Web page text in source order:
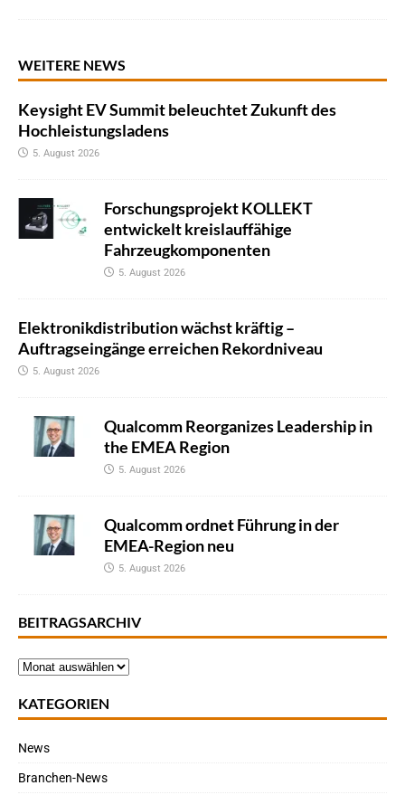
WEITERE NEWS
Keysight EV Summit beleuchtet Zukunft des
Hochleistungsladens
5. August 2026
Forschungsprojekt KOLLEKT
entwickelt kreislauffähige
Fahrzeugkomponenten
5. August 2026
Elektronikdistribution wächst kräftig –
Auftragseingänge erreichen Rekordniveau
5. August 2026
Qualcomm Reorganizes Leadership in
the EMEA Region
5. August 2026
Qualcomm ordnet Führung in der
EMEA-Region neu
5. August 2026
BEITRAGSARCHIV
KATEGORIEN
News
Branchen-News